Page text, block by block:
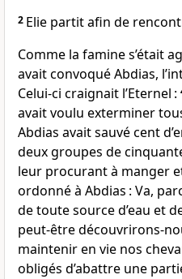
2 Elie partit afin de
Comme la famine s’était
avait convoqué Abdias,
Celui-ci craignait l’Eternel :
avait voulu exterminer
Abdias avait sauvé cent
deux groupes de
leur procurant à manger
ordonné à Abdias : Va,
de toute source d’eau et
peut-être découvrirons-
maintenir en vie nos
obligés d’abattre une